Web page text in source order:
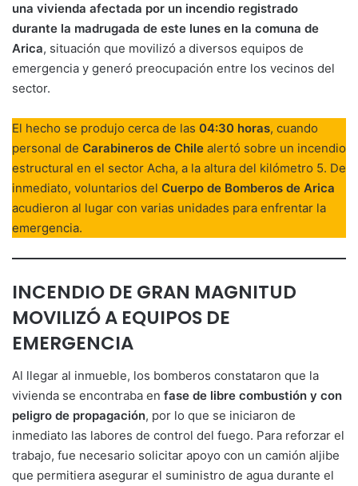
una vivienda afectada por un incendio registrado
durante la madrugada de este lunes en la comuna de
Arica, situación que movilizó a diversos equipos de
emergencia y generó preocupación entre los vecinos del
sector.
El hecho se produjo cerca de las 04:30 horas, cuando
personal de Carabineros de Chile alertó sobre un incendio
estructural en el sector Acha, a la altura del kilómetro 5. De
inmediato, voluntarios del Cuerpo de Bomberos de Arica
acudieron al lugar con varias unidades para enfrentar la
emergencia.
INCENDIO DE GRAN MAGNITUD
MOVILIZÓ A EQUIPOS DE
EMERGENCIA
Al llegar al inmueble, los bomberos constataron que la
vivienda se encontraba en fase de libre combustión y con
peligro de propagación, por lo que se iniciaron de
inmediato las labores de control del fuego. Para reforzar el
trabajo, fue necesario solicitar apoyo con un camión aljibe
que permitiera asegurar el suministro de agua durante el